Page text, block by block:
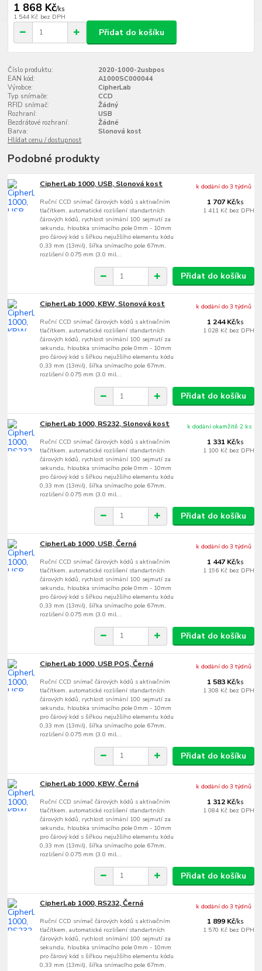
1 868 Kč/ks
1 544 Kč bez DPH
Přidat do košíku
Číslo produktu:
2020-1000-2usbpos
EAN kód:
A1000SC000044
Výrobce:
CipherLab
Typ snímače:
CCD
RFID snímač:
Žádný
Rozhraní:
USB
Bezdrátové rozhraní:
Žádné
Barva:
Slonová kost
Hlídat cenu / dostupnost
Podobné produkty
CipherLab 1000, USB, Slonová kost
Ruční CCD snímač čárových kódů s aktivačním
tlačítkem, automatické rozlišení standartních
čárových kódů, rychlost snímání 100 sejmutí za
sekundu, hloubka snímacího pole 0mm - 10mm
pro čárový kód s šířkou nejužšího elementu kódu
0,33 mm (13mil), šířka snímacího pole 67mm,
rozlišení 0.075 mm (3.0 mil...
1 707 Kč/ks
1 411 Kč bez DPH
k dodání do 3 týdnů
Přidat do košíku
CipherLab 1000, KBW, Slonová kost
Ruční CCD snímač čárových kódů s aktivačním
tlačítkem, automatické rozlišení standartních
čárových kódů, rychlost snímání 100 sejmutí za
sekundu, hloubka snímacího pole 0mm - 10mm
pro čárový kód s šířkou nejužšího elementu kódu
0,33 mm (13mil), šířka snímacího pole 67mm,
rozlišení 0.075 mm (3.0 mil...
1 244 Kč/ks
1 028 Kč bez DPH
k dodání do 3 týdnů
Přidat do košíku
CipherLab 1000, RS232, Slonová kost
Ruční CCD snímač čárových kódů s aktivačním
tlačítkem, automatické rozlišení standartních
čárových kódů, rychlost snímání 100 sejmutí za
sekundu, hloubka snímacího pole 0mm - 10mm
pro čárový kód s šířkou nejužšího elementu kódu
0,33 mm (13mil), šířka snímacího pole 67mm,
rozlišení 0.075 mm (3.0 mil...
1 331 Kč/ks
1 100 Kč bez DPH
k dodání okamžitě 2 ks
Přidat do košíku
CipherLab 1000, USB, Černá
Ruční CCD snímač čárových kódů s aktivačním
tlačítkem, automatické rozlišení standartních
čárových kódů, rychlost snímání 100 sejmutí za
sekundu, hloubka snímacího pole 0mm - 10mm
pro čárový kód s šířkou nejužšího elementu kódu
0,33 mm (13mil), šířka snímacího pole 67mm,
rozlišení 0.075 mm (3.0 mil...
1 447 Kč/ks
1 196 Kč bez DPH
k dodání do 3 týdnů
Přidat do košíku
CipherLab 1000, USB POS, Černá
Ruční CCD snímač čárových kódů s aktivačním
tlačítkem, automatické rozlišení standartních
čárových kódů, rychlost snímání 100 sejmutí za
sekundu, hloubka snímacího pole 0mm - 10mm
pro čárový kód s šířkou nejužšího elementu kódu
0,33 mm (13mil), šířka snímacího pole 67mm,
rozlišení 0.075 mm (3.0 mil...
1 583 Kč/ks
1 308 Kč bez DPH
k dodání do 3 týdnů
Přidat do košíku
CipherLab 1000, KBW, Černá
Ruční CCD snímač čárových kódů s aktivačním
tlačítkem, automatické rozlišení standartních
čárových kódů, rychlost snímání 100 sejmutí za
sekundu, hloubka snímacího pole 0mm - 10mm
pro čárový kód s šířkou nejužšího elementu kódu
0,33 mm (13mil), šířka snímacího pole 67mm,
rozlišení 0.075 mm (3.0 mil...
1 312 Kč/ks
1 084 Kč bez DPH
k dodání do 3 týdnů
Přidat do košíku
CipherLab 1000, RS232, Černá
Ruční CCD snímač čárových kódů s aktivačním
tlačítkem, automatické rozlišení standartních
čárových kódů, rychlost snímání 100 sejmutí za
sekundu, hloubka snímacího pole 0mm - 10mm
pro čárový kód s šířkou nejužšího elementu kódu
0,33 mm (13mil), šířka snímacího pole 67mm,
1 899 Kč/ks
1 570 Kč bez DPH
k dodání do 3 týdnů